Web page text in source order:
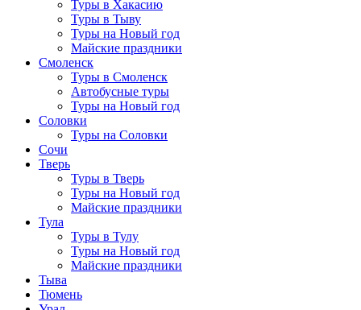
Туры в Хакасию
Туры в Тыву
Туры на Новый год
Майские праздники
Смоленск
Туры в Смоленск
Автобусные туры
Туры на Новый год
Соловки
Туры на Соловки
Сочи
Тверь
Туры в Тверь
Туры на Новый год
Майские праздники
Тула
Туры в Тулу
Туры на Новый год
Майские праздники
Тыва
Тюмень